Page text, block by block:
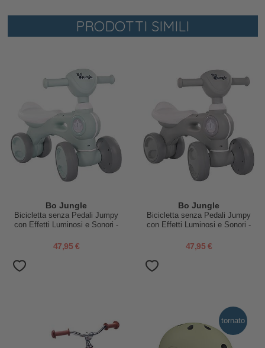
PRODOTTI SIMILI
Bo Jungle
Bicicletta senza Pedali Jumpy
con Effetti Luminosi e Sonori -
47,95 €
Bo Jungle
Bicicletta senza Pedali Jumpy
con Effetti Luminosi e Sonori -
47,95 €
tornato